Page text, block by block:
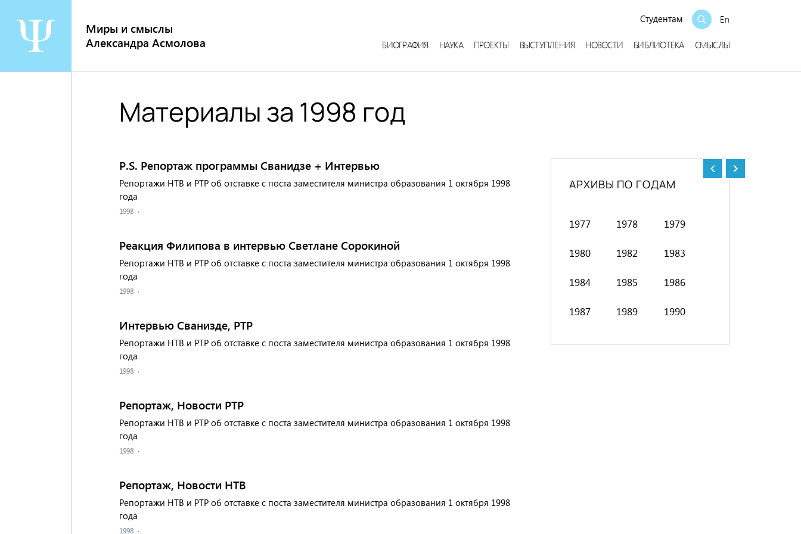
содержанию
Миры и смыслы
Александра Асмолова
Студентам En
БИОГРАФИЯ НАУКА ПРОЕКТЫ ВЫСТУПЛЕНИЯ НОВОСТИ БИБЛИОТЕКА СМЫСЛЫ
Материалы за 1998 год
P.S. Репортаж программы Сванидзе + Интервью
Репортажи НТВ и РТР об отставке с поста заместителя министра образования 1 октября 1998
года
1998 ·
Реакция Филипова в интервью Светлане Сорокиной
Репортажи НТВ и РТР об отставке с поста заместителя министра образования 1 октября 1998
года
1998 ·
Интервью Сванизде, РТР
Репортажи НТВ и РТР об отставке с поста заместителя министра образования 1 октября 1998
года
1998 ·
Репортаж, Новости РТР
Репортажи НТВ и РТР об отставке с поста заместителя министра образования 1 октября 1998
года
1998 ·
Репортаж, Новости НТВ
Репортажи НТВ и РТР об отставке с поста заместителя министра образования 1 октября 1998
года
1998 ·
АРХИВЫ ПО ГОДАМ
1977 1978 1979
1980 1982 1983
1984 1985 1986
1987 1989 1990